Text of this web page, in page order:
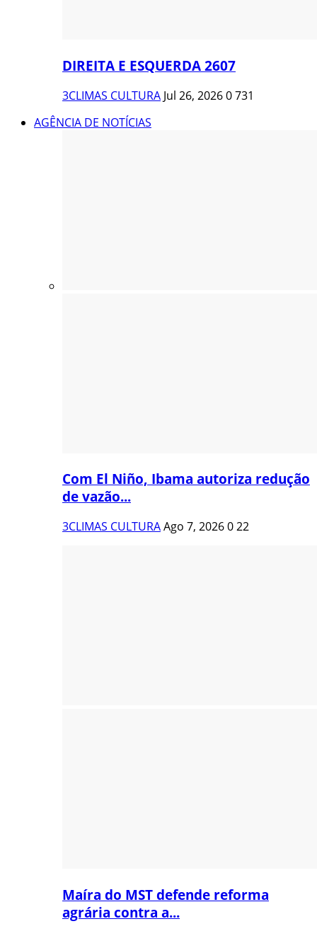
DIREITA E ESQUERDA 2607
3CLIMAS CULTURA Jul 26, 20260731
AGÊNCIA DE NOTÍCIAS
Com El Niño, Ibama autoriza redução
de vazão...
3CLIMAS CULTURAAgo 7, 2026022
Maíra do MST defende reforma
agrária contra a...